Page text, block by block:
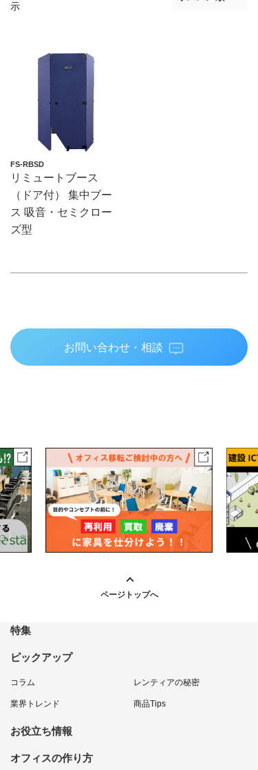
示
FS-RBSD
リミュートブース
（ドア付） 集中ブー
ス 吸音・セミクロー
ズ型
お問い合わせ・相談
ページトップへ
特集
ピックアップ
コラム レンティアの秘密
業界トレンド 商品Tips
お役立ち情報
オフィスの作り方